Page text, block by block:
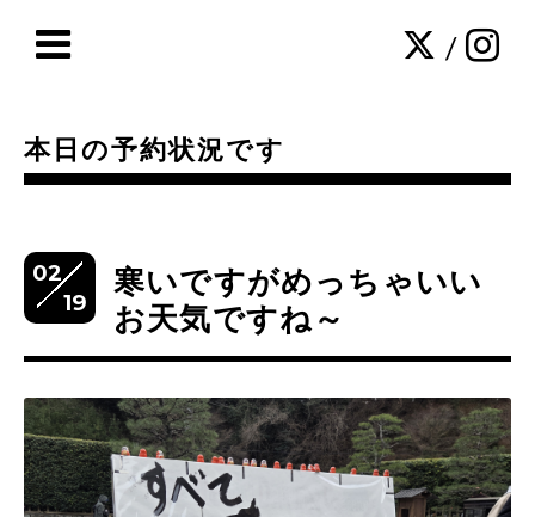
/
本日の予約状況です
02
19
寒いですがめっちゃいい
お天気ですね～